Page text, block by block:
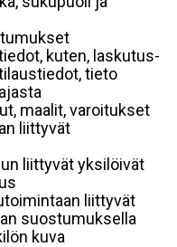
kuten, laskutus-
tieto
maalit, varoitukset
liittyvät
liittyvät yksilöivät
liittyvät
suostumuksella
kuva